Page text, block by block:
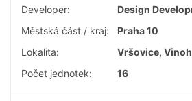
Developer:
Design
Městská část / kraj:
Praha 10
Lokalita:
Vršovice,
Počet jednotek:
16